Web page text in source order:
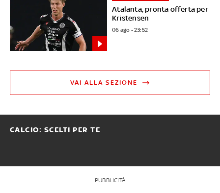
Atalanta, pronta offerta per
Kristensen
06 ago - 23:52
VAI ALLA SEZIONE
CALCIO: SCELTI PER TE
PUBBLICITÀ